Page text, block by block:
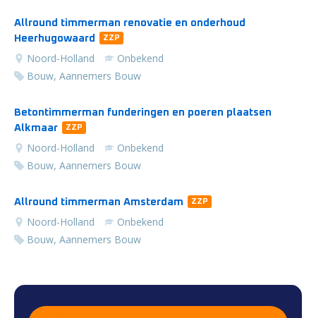
Allround timmerman renovatie en onderhoud
Heerhugowaard
ZZP
Noord-Holland
Onbekend
Bouw, Aannemers Bouw
Betontimmerman funderingen en poeren plaatsen
Alkmaar
ZZP
Noord-Holland
Onbekend
Bouw, Aannemers Bouw
Allround timmerman Amsterdam ZZP
Noord-Holland
Onbekend
Bouw, Aannemers Bouw